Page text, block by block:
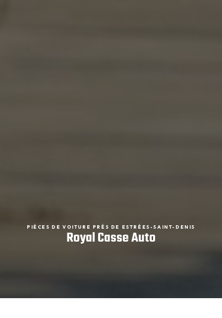
PIÈCES DE VOITURE PRÈS DE ESTRÉES-SAINT-DENIS
Royal Casse Auto